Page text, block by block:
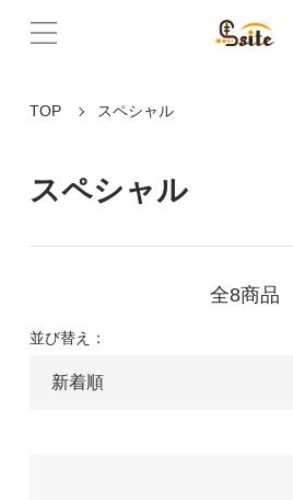
TOP スペシャル
スペシャル
全8商品
並び替え：